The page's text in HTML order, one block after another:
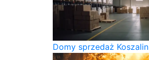
Domy sprzedaż Koszalin